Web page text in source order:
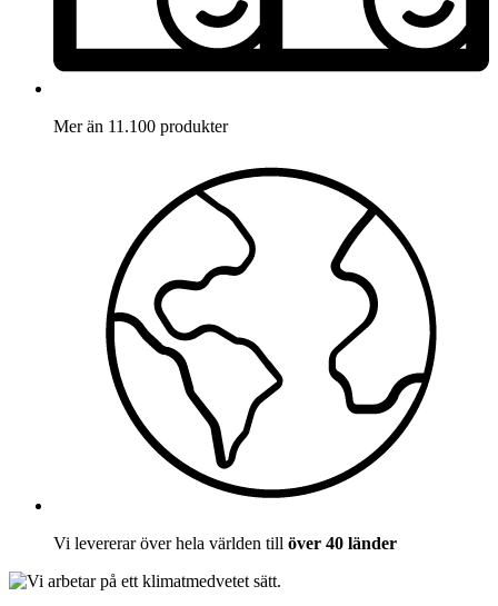
Mer än 11.100 produkter
Vi levererar över hela världen till över 40 länder